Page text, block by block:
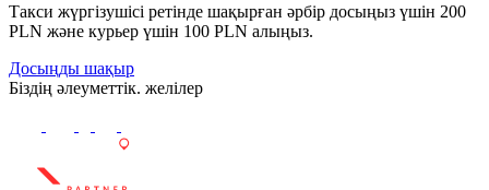
Такси жүргізушісі ретінде шақырған әрбір досыңыз үшін 200
PLN және курьер үшін 100 PLN алыңыз.
Досыңды шақыр
Біздің әлеуметтік. желілер